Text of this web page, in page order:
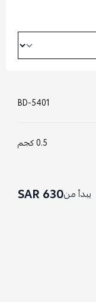
BD-5401
0.5 كجم
يبدأ من630 SAR